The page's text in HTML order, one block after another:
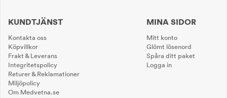
KUNDTJÄNST
Kontakta oss
Köpvillkor
Frakt & Leverans
Integritetspolicy
Returer & Reklamationer
Miljöpolicy
Om Medvetna.se
MINA SIDOR
Mitt konto
Glömt lösenord
Spåra ditt paket
Logga in